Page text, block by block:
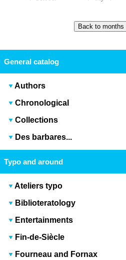
General catalog
Authors
Chronological
Collections
Des barbares...
Typo and around
Ateliers typo
Biblioteratology
Entertainments
Fin-de-Siècle
Fourneau and Fornax